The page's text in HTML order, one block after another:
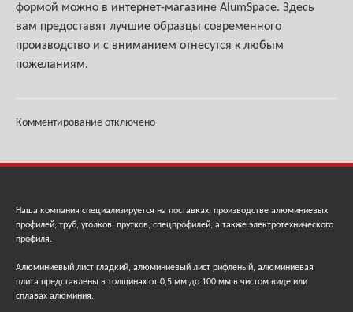
формой можно в интернет-магазине AlumSpace. Здесь
вам предоставят лучшие образцы современного
производство и с вниманием отнесутся к любым
пожеланиям.
Комментирование отключено
Наша компания специализируется на поставках, производстве алюминиевых
профилей, труб, уголков, прутков, спецпрофилей, а также электротехнического
профиля.
Алюминиевый лист гладкий, алюминиевый лист рифленый, алюминиевая
плита представлены в толщинах от 0,5 мм до 100 мм в чистом виде или
сплавах алюминия.